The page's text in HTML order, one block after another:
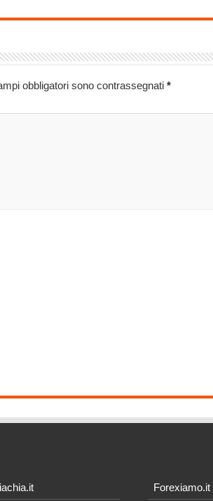
obbligatori sono contrassegnati *
Forexiamo.it